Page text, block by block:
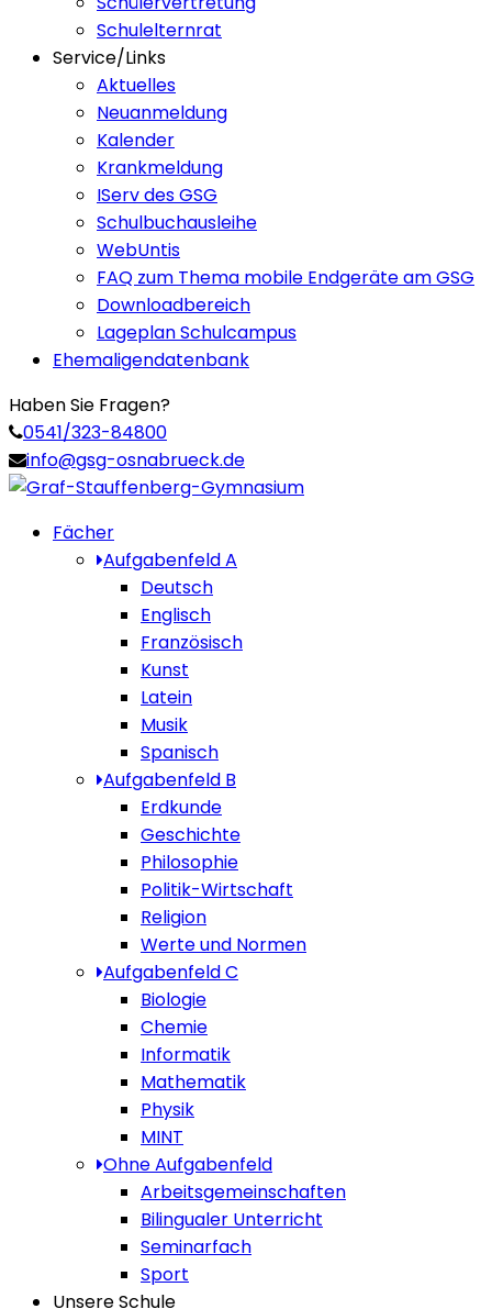
Schulelternrat
Service/Links
Aktuelles
Neuanmeldung
Kalender
Krankmeldung
IServ des GSG
Schulbuchausleihe
WebUntis
FAQ zum Thema mobile Endgeräte am GSG
Downloadbereich
Lageplan Schulcampus
Ehemaligendatenbank
Haben Sie Fragen?
0541/323-84800
info@gsg-osnabrueck.de
Fächer
Aufgabenfeld A
Deutsch
Englisch
Französisch
Kunst
Latein
Musik
Spanisch
Aufgabenfeld B
Erdkunde
Geschichte
Philosophie
Politik-Wirtschaft
Religion
Werte und Normen
Aufgabenfeld C
Biologie
Chemie
Informatik
Mathematik
Physik
MINT
Ohne Aufgabenfeld
Arbeitsgemeinschaften
Bilingualer Unterricht
Seminarfach
Sport
Unsere Schule